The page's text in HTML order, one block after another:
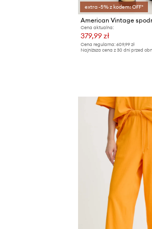
extra -5% z kodem: OFF*
Cena aktualna:
379,99 zł
Cena regularna: 609,99 zł
Najniższa cena z 30 dni przed